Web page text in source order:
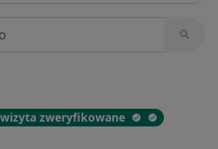
wizyta zweryfikowane